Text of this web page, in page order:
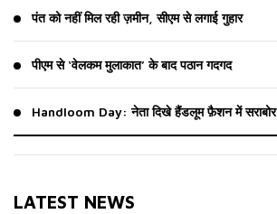
पंत को नहीं मिल रही ज़मीन, सीएम से लगाई गुहार
पीएम से ‘वेलकम मुलाकात’ के बाद पठान गदगद
Handloom Day: नेता दिखे हैंडलूम फ़ैशन में सराबोर
LATEST NEWS